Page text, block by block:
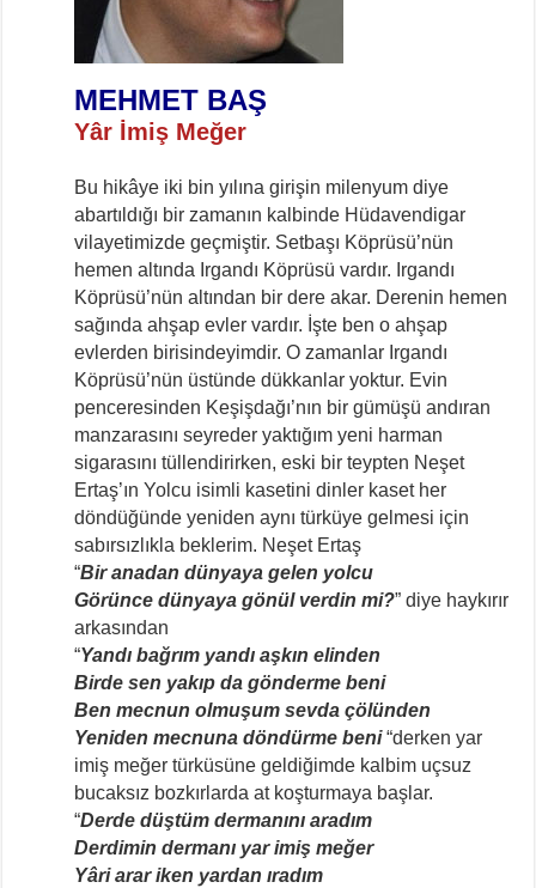
MEHMET BAŞ
Yâr İmiş Meğer
Bu hikâye iki bin yılına girişin milenyum diye
abartıldığı bir zamanın kalbinde Hüdavendigar
vilayetimizde geçmiştir. Setbaşı Köprüsü’nün
hemen altında Irgandı Köprüsü vardır. Irgandı
Köprüsü’nün altından bir dere akar. Derenin hemen
sağında ahşap evler vardır. İşte ben o ahşap
evlerden birisindeyimdir. O zamanlar Irgandı
Köprüsü’nün üstünde dükkanlar yoktur. Evin
penceresinden Keşişdağı’nın bir gümüşü andıran
manzarasını seyreder yaktığım yeni harman
sigarasını tüllendirirken, eski bir teypten Neşet
Ertaş’ın Yolcu isimli kasetini dinler kaset her
döndüğünde yeniden aynı türküye gelmesi için
sabırsızlıkla beklerim. Neşet Ertaş
“Bir anadan dünyaya gelen yolcu
Görünce dünyaya gönül verdin mi?” diye haykırır
arkasından
“Yandı bağrım yandı aşkın elinden
Birde sen yakıp da gönderme beni
Ben mecnun olmuşum sevda çölünden
Yeniden mecnuna döndürme beni“derken yar
imiş meğer türküsüne geldiğimde kalbim uçsuz
bucaksız bozkırlarda at koşturmaya başlar.
“Derde düştüm dermanını aradım
Derdimin dermanı yar imiş meğer
Yâri arar iken yardan ıradım